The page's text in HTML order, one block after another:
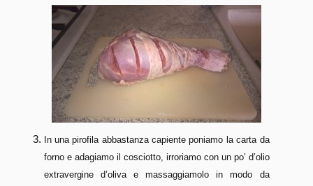
In una pirofila abbastanza capiente poniamo la carta da
forno e adagiamo il cosciotto, irroriamo con un po’ d’olio
extravergine d’oliva e massaggiamolo in modo da